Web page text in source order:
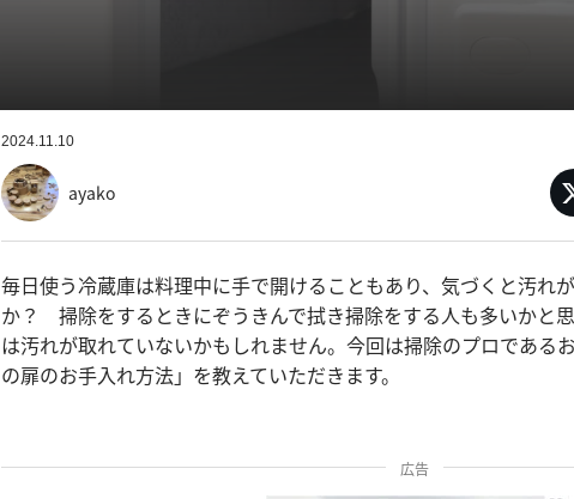
2024.11.10
ayako
毎日使う冷蔵庫は料理中に手で開けることもあり、気づくと汚れ
か？ 掃除をするときにぞうきんで拭き掃除をする人も多いかと
は汚れが取れていないかもしれません。今回は掃除のプロである
の扉のお手入れ方法」を教えていただきます。
広告